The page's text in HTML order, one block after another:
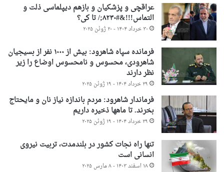
عراقچی و پزشکیان و بازهم دیپلماسی ذلت و
التماس!!!&#۸۲۳۰;/ تا کی؟
۳۰ خرداد ۱۴۰۴ - ۲۰ ژوئن ۲۰۲۵
فرمانده سپاه شاهرود: بیش از ۱۰۰۰ نفر از بسیجیان
شاهرودی، محسوس و نامحسوس اوضاع را زیر
نظر دارند
۲۹ خرداد ۱۴۰۴ - ۱۹ ژوئن ۲۰۲۵
فرماندار شاهرود: مردم باندازه نیاز نان و مایحتاج
بخرند. تا ماهها ذخیره داریم
۲۹ خرداد ۱۴۰۴ - ۱۹ ژوئن ۲۰۲۵
تنها راه نجات کشور در بلندمدت، تربیت نیروی
انسانی است
۱۸ اسفند ۱۴۰۳ - ۸ مارس ۲۰۲۵